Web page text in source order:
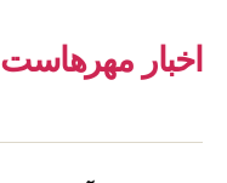
اخبار مهرهاست